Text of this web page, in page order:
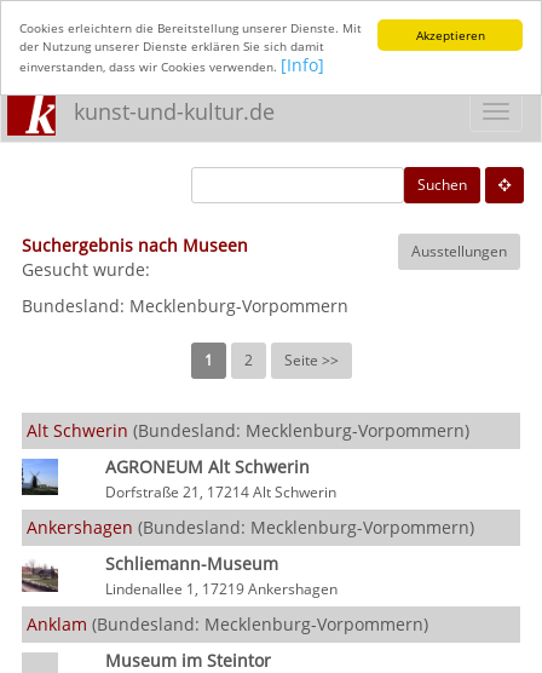
Akzeptieren
Cookies erleichtern die Bereitstellung unserer Dienste. Mit
der Nutzung unserer Dienste erklären Sie sich damit
einverstanden, dass wir Cookies verwenden. [Info]
kunst-und-kultur.de
Suchen
Suchergebnis nach Museen Ausstellungen
Gesucht wurde:
Bundesland: Mecklenburg-Vorpommern
1 2 Seite >>
Alt Schwerin (Bundesland: Mecklenburg-Vorpommern)
AGRONEUM Alt Schwerin
Dorfstraße 21, 17214 Alt Schwerin
Ankershagen (Bundesland: Mecklenburg-Vorpommern)
Schliemann-Museum
Lindenallee 1, 17219 Ankershagen
Anklam (Bundesland: Mecklenburg-Vorpommern)
Museum im Steintor